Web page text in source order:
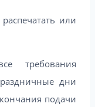
или
требования
дни
подачи